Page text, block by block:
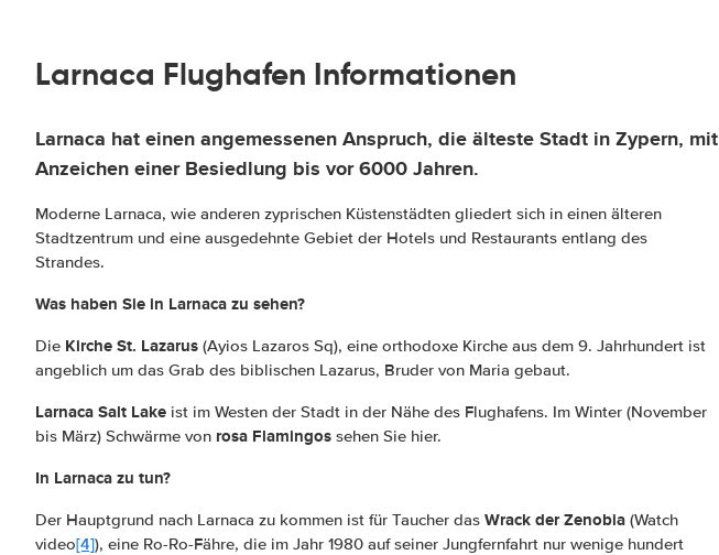
Larnaca Flughafen Informationen
Larnaca hat einen angemessenen Anspruch, dieälteste Stadt in Zypern, mit
Anzeichen einer Besiedlung bis vor 6000 Jahren.
Moderne Larnaca, wie anderen zyprischen Küstenstädten gliedert sich in einen älteren
Stadtzentrum und eine ausgedehnte Gebiet der Hotels und Restaurants entlang des
Strandes.
Was haben Sie in Larnaca zu sehen?
Die Kirche St. Lazarus (Ayios Lazaros Sq), eine orthodoxe Kirche aus dem 9. Jahrhundert ist
angeblich um das Grab des biblischen Lazarus, Bruder von Maria gebaut.
Larnaca Salt Lake ist im Westen der Stadt in der Nähe des Flughafens. Im Winter (November
bis März) Schwärme von rosa Flamingos sehen Sie hier.
In Larnaca zu tun?
Der Hauptgrund nach Larnaca zu kommen ist für Taucher das Wrack der Zenobia (Watch
video[4]), eine Ro-Ro-Fähre, die im Jahr 1980 auf seiner Jungfernfahrt nur wenige hundert